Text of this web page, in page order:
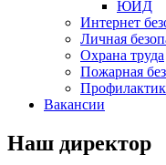
ЮИД
Интернет
Личная
Охрана труда
Пожарная
Вакансии
Наш директор